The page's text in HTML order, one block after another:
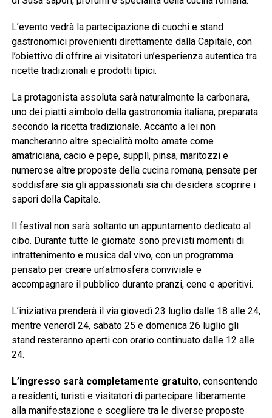
L’evento vedrà la partecipazione di cuochi e stand
gastronomici provenienti direttamente dalla Capitale, con
l’obiettivo di offrire ai visitatori un’esperienza autentica tra
ricette tradizionali e prodotti tipici.
La protagonista assoluta sarà naturalmente la carbonara,
uno dei piatti simbolo della gastronomia italiana, preparata
secondo la ricetta tradizionale. Accanto a lei non
mancheranno altre specialità molto amate come
amatriciana, cacio e pepe, supplì, pinsa, maritozzi e
numerose altre proposte della cucina romana, pensate per
soddisfare sia gli appassionati sia chi desidera scoprire i
sapori della Capitale.
Il festival non sarà soltanto un appuntamento dedicato al
cibo. Durante tutte le giornate sono previsti momenti di
intrattenimento e musica dal vivo, con un programma
pensato per creare un’atmosfera conviviale e
accompagnare il pubblico durante pranzi, cene e aperitivi.
L’iniziativa prenderà il via giovedì 23 luglio dalle 18 alle 24,
mentre venerdì 24, sabato 25 e domenica 26 luglio gli
stand resteranno aperti con orario continuato dalle 12 alle
24.
L’ingresso sarà completamente gratuito, consentendo
a residenti, turisti e visitatori di partecipare liberamente
alla manifestazione e scegliere tra le diverse proposte